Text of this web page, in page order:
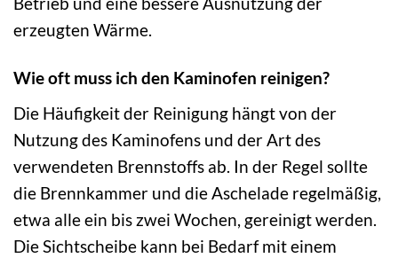
erzeugten Wärme.
Wie oft muss ich den Kaminofen reinigen?
Die Häufigkeit der Reinigung hängt von der
Nutzung des Kaminofens und der Art des
verwendeten Brennstoffs ab. In der Regel sollte
die Brennkammer und die Aschelade regelmäßig,
etwa alle ein bis zwei Wochen, gereinigt werden.
Die Sichtscheibe kann bei Bedarf mit einem